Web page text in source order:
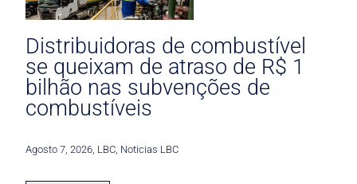
Distribuidoras de combustível
se queixam de atraso de R$ 1
bilhão nas subvenções de
combustíveis
Agosto 7, 2026 LBC Noticias LBC